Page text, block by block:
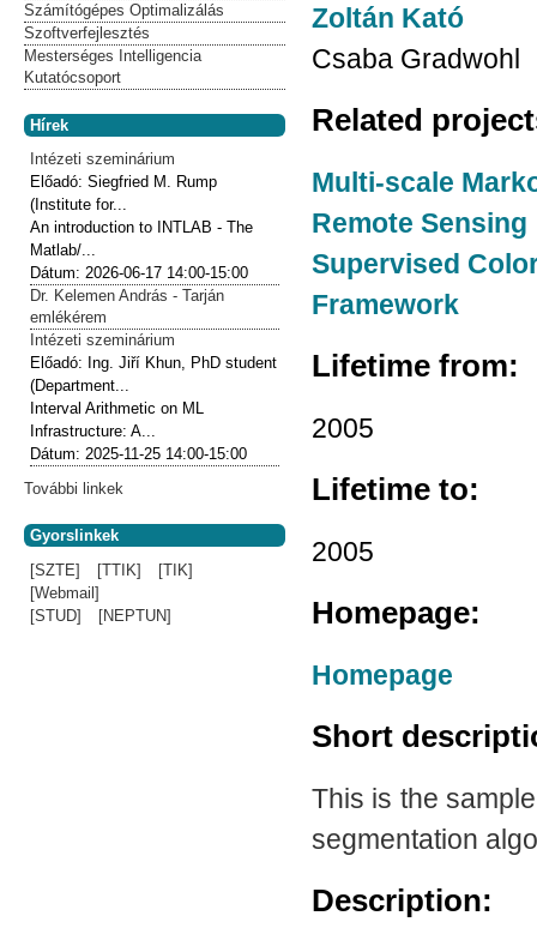
Zoltán Kató
Csaba Gradwohl
Related
Multi-scale
Remote Sensing
Supervised
Framework
Lifetime from:
2005
Lifetime to:
2005
Homepage:
Homepage
Short
This is the
segmentation
Description:
Számítógépes Optimalizálás
Szoftverfejlesztés
Mesterséges Intelligencia
Kutatócsoport
Hírek
Intézeti szeminárium
Előadó:Siegfried M. Rump
(Institute for...
An introduction to INTLAB - The
Matlab/...
Dátum:2026-06-17 14:00-15:00
Dr. Kelemen András - Tarján
emlékérem
Intézeti szeminárium
Előadó: Ing. Jiří Khun, PhD student
(Department...
Interval Arithmetic on ML
Infrastructure: A...
Dátum:2025-11-25 14:00-15:00
További linkek
Gyorslinkek
[SZTE]
[TTIK]
[TIK]
[Webmail]
[STUD]
[NEPTUN]